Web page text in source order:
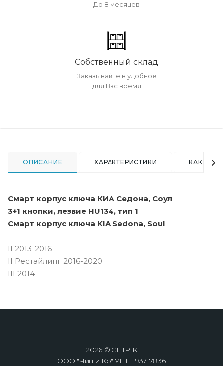
До 8 месяцев
Собственный склад
Заказывайте в удобное
для Вас время
ОПИСАНИЕ ХАРАКТЕРИСТИКИ КАК
Смарт корпус ключа КИА Седона, Соул
3+1 кнопки, лезвие HU134, тип 1
Смарт корпус ключа KIA Sedona, Soul
II 2013-2016
II Рестайлинг 2016-2020
III 2014-
2026 © CHIPIK
ООО "Чип и Ко" УНП 193717836